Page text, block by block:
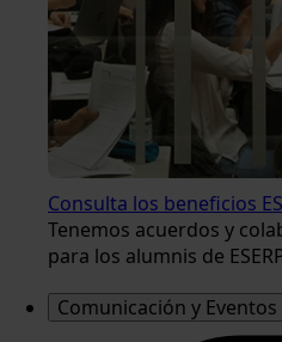
Consulta los beneficios
Tenemos acuerdos y
para los alumnis de
Comunicación y Eventos